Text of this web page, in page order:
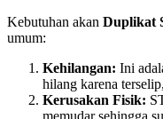
Kebutuhan akan Duplikat
umum:
Kehilangan: Ini
hilang karena
Kerusakan Fisik:
memudar sehingga